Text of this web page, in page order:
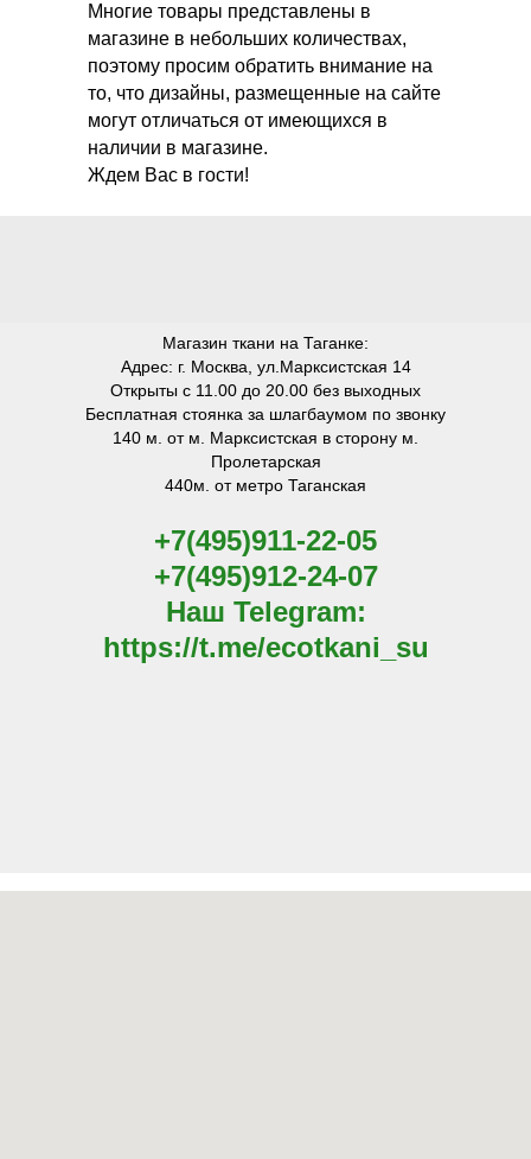
Многие товары представлены в
магазине в небольших количествах,
поэтому просим обратить внимание на
то, что дизайны, размещенные на сайте
могут отличаться от имеющихся в
наличии в магазине.
Ждем Вас в гости!
+7(495)911-22-05
+7(495)912-24-07
Наш Telegram:
https://t.me/ecotkani_su
Магазин ткани на Таганке:
Адрес: г. Москва, ул.Марксистская 14
Открыты с 11.00 до 20.00 без выходных
Бесплатная стоянка за шлагбаумом по звонку
140 м. от м. Марксистская в сторону м.
Пролетарская
440м. от метро Таганская